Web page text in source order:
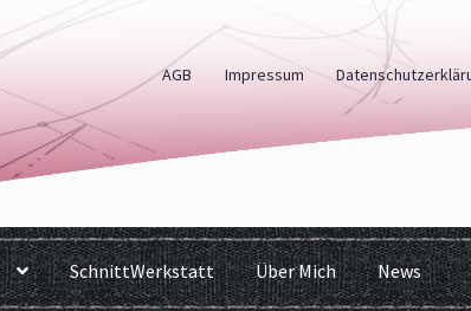
AGB Impressum
SchnittWerkstatt Über Mich News